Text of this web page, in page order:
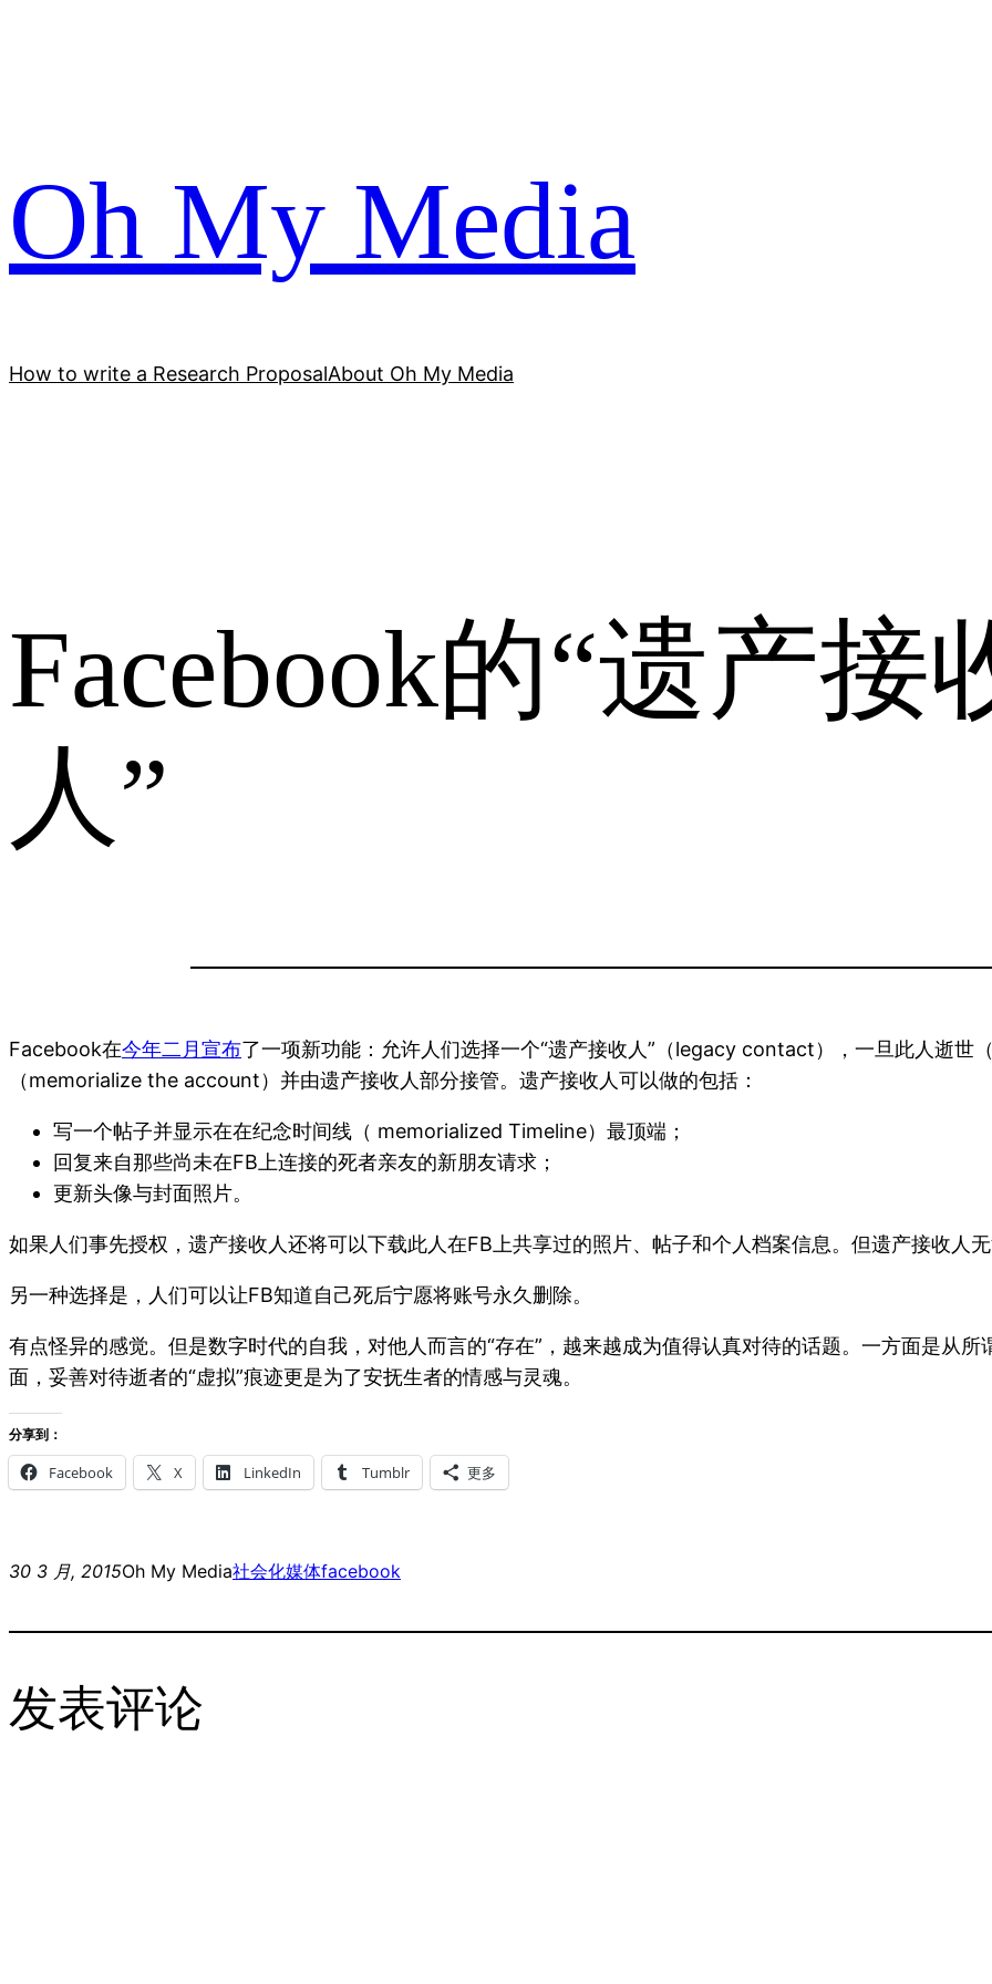
Oh My Media
How to write a Research ProposalAbout Oh My Media
Facebook的“遗产接
人”
Facebook在今年二月宣布了一项新功能：允许人们选择一个“遗产接收人”（legacy contact），一旦此人逝世
（memorialize the account）并由遗产接收人部分接管。遗产接收人可以做的包括：
写一个帖子并显示在在纪念时间线（ memorialized Timeline）最顶端；
回复来自那些尚未在FB上连接的死者亲友的新朋友请求；
更新头像与封面照片。
如果人们事先授权，遗产接收人还将可以下载此人在FB上共享过的照片、帖子和个人档案信息。但遗产接收人
另一种选择是，人们可以让FB知道自己死后宁愿将账号永久删除。
有点怪异的感觉。但是数字时代的自我，对他人而言的“存在”，越来越成为值得认真对待的话题。一方面是从
面，妥善对待逝者的“虚拟”痕迹更是为了安抚生者的情感与灵魂。
分享到：
Facebook X LinkedIn Tumblr 更多
30 3 月, 2015Oh My Media社会化媒体facebook
发表评论